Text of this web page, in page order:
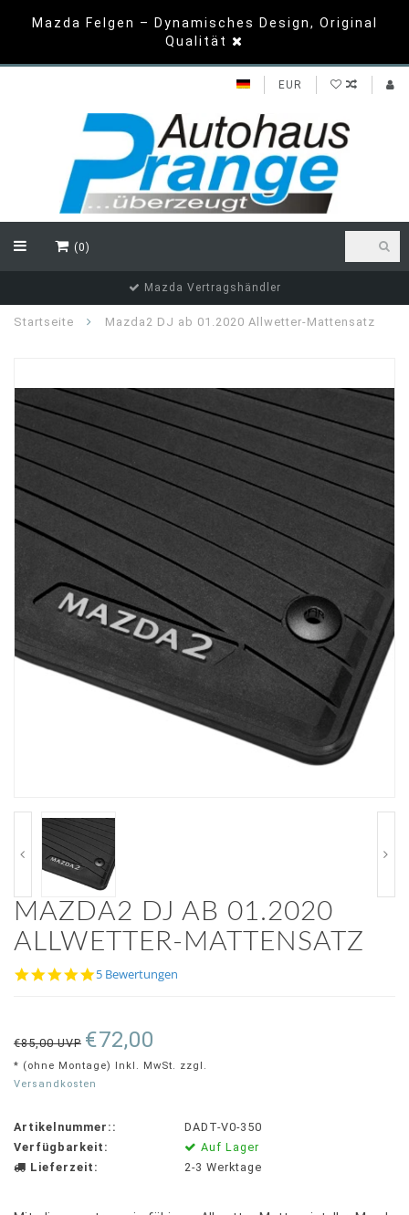
Mazda Felgen – Dynamisches Design, Original
Qualität
EUR
(0)
Top Bewertungen
Startseite Mazda2 DJ ab 01.2020 Allwetter-Mattensatz
MAZDA2 DJ AB 01.2020
ALLWETTER-MATTENSATZ
5.0
5 Bewertungen
€85,00 UVP €72,00
* (ohne Montage) Inkl. MwSt. zzgl.
Versandkosten
Artikelnummer::
DADT-V0-350
Verfügbarkeit:
Auf Lager
Lieferzeit:
2-3 Werktage